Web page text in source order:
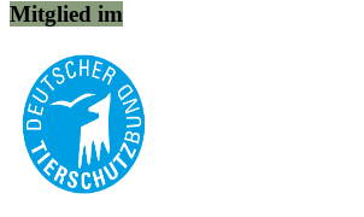
Mitglied im